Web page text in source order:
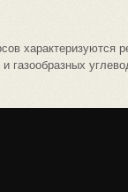
характеризуются